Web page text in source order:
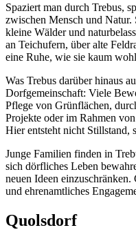
Spaziert man durch Trebus,
zwischen Mensch und
kleine Wälder und
an Teichufern, über alte
eine Ruhe, wie sie kaum
Was Trebus darüber hinaus
Dorfgemeinschaft: Viele
Pflege von Grünflächen,
Projekte oder im Rahmen
Hier entsteht nicht Stillstand,
Junge Familien finden in
sich dörfliches Leben
neuen Ideen
und ehrenamtliches
Quolsdorf